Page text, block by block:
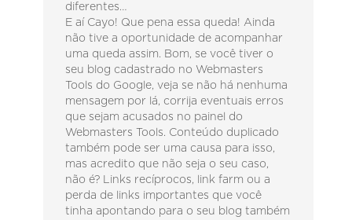
diferentes…
E aí Cayo! Que pena essa queda! Ainda
não tive a oportunidade de acompanhar
uma queda assim. Bom, se você tiver o
seu blog cadastrado no Webmasters
Tools do Google, veja se não há nenhuma
mensagem por lá, corrija eventuais erros
que sejam acusados no painel do
Webmasters Tools. Conteúdo duplicado
também pode ser uma causa para isso,
mas acredito que não seja o seu caso,
não é? Links recíprocos, link farm ou a
perda de links importantes que você
tinha apontando para o seu blog também